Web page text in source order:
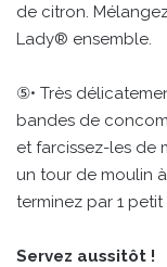
de citron.
Lady® ensemble.
⑤• Très
bandes de
et farcissez-les de
un tour de moulin
terminez par 1 petit
Servez aussitôt !